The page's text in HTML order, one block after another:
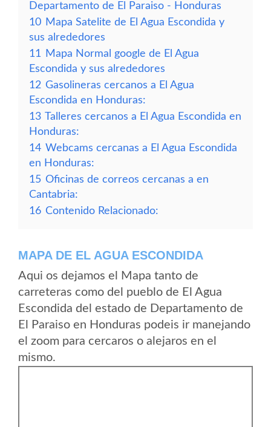
Departamento de El Paraiso - Honduras
10 Mapa Satelite de El Agua Escondida y
sus alrededores
11
Mapa Normal google de El Agua
Escondida y sus alrededores
12 Gasolineras cercanos a El Agua
Escondida en Honduras:
13 Talleres cercanos a El Agua Escondida en
Honduras:
14 Webcams cercanas a El Agua Escondida
en Honduras:
15 Oficinas de correos cercanas a en
Cantabria:
16 Contenido Relacionado:
MAPA DE EL AGUA ESCONDIDA
Aqui os dejamos el Mapa tanto de
carreteras como del pueblo de El Agua
Escondida del estado de Departamento de
El Paraiso en Honduras podeis ir manejando
el zoom para cercaros o alejaros en el
mismo.